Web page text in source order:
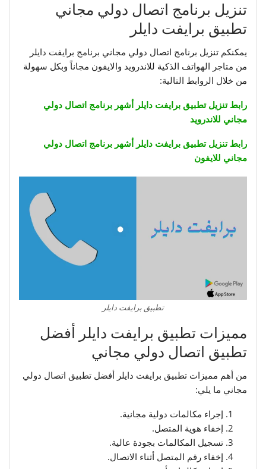
تنزيل برنامج اتصال دولي مجاني
تطبيق برايفت دايلر
يمكنكم تنزيل برنامج اتصال دولي مجاني برنامج برايفت دايلر
من متاجر الهواتف الذكية للاندرويد والايفون مجاناً وبكل سهولة
من خلال الروابط التالية:
رابط تنزيل تطبيق برايفت دايلر أشهر برنامج اتصال دولي
مجاني للاندرويد
رابط تنزيل تطبيق برايفت دايلر أشهر برنامج اتصال دولي
مجاني للايفون
تطبيق برايفت دايلر
مميزات تطبيق برايفت دايلر أفضل
تطبيق اتصال دولي مجاني
من أهم مميزات تطبيق برايفت دايلر أفضل تطبيق اتصال دولي
مجاني ما يلي:
إجراء مكالمات دولية مجانية.
إخفاء هوية المتصل.
تسجيل المكالمات بجودة عالية.
إخفاء رقم المتصل أثناء الاتصال.